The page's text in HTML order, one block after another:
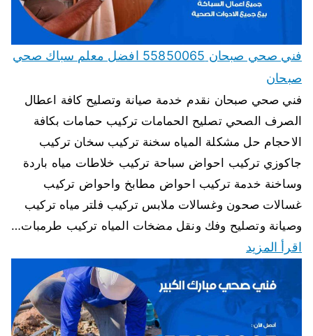
فني صحي صبحان 55850065 افضل معلم سباك صحي
صبحان
فني صحي صبحان نقدم خدمة صيانة وتصليح كافة اعطال
الصرف الصحي تصليح الحمامات تركيب حمامات بكافة
الاحجام حل مشكلة المياه سخنة تركيب سخان تركيب
جاكوزي تركيب احواض سباحة تركيب خلاطات مياه باردة
وساخنة خدمة تركيب احواض مطابخ واحواض تركيب
غسالات صحون وغسالات ملابس تركيب فلتر مياه تركيب
وصيانة وتصليح وفك ونقل مضخات المياه تركيب طرمبات…
اقرأ المزيد